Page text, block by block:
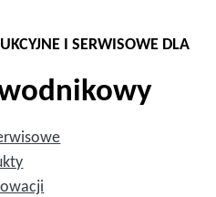
I SERWISOWE DLA